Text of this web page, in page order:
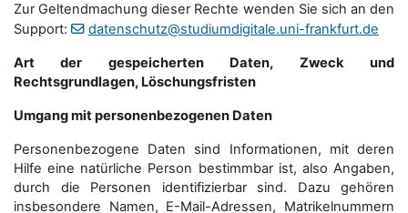
Zur Geltendmachung dieser Rechte wenden Sie sich an den
Support:
datenschutz@studiumdigitale.uni-frankfurt.de
Art der gespeicherten Daten, Zweck und
Rechtsgrundlagen, Löschungsfristen
Umgang mit personenbezogenen Daten
Personenbezogene Daten sind Informationen, mit deren
Hilfe eine natürliche Person bestimmbar ist, also Angaben,
durch die Personen identifizierbar sind. Dazu gehören
insbesondere Namen, E-Mail-Adressen, Matrikelnummern